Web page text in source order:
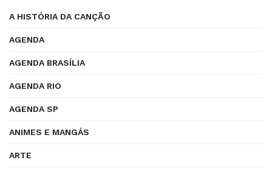
A HISTÓRIA DA CANÇÃO
AGENDA
AGENDA BRASÍLIA
AGENDA RIO
AGENDA SP
ANIMES E MANGÁS
ARTE